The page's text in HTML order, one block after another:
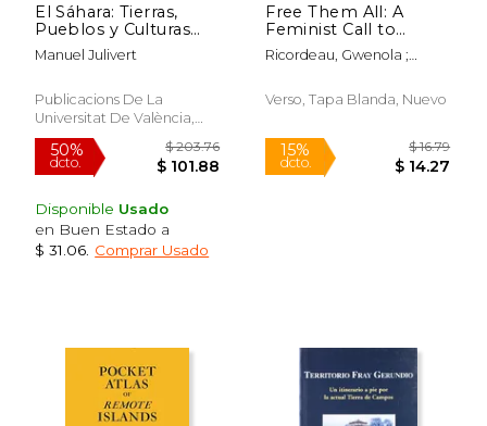
50%
dcto. $ 43.68
50%
dcto.
El Sáhara: Tierras,
Pueblos y Culturas
(Fora de Col·Lecció)
Manuel Julivert
Publicacions De La
Universitat De València,
2003, 1 Edición, Tapa Dura,
Nuevo
Disponible Usado
en Buen Estado a
$ 31.06 Comprar Usado
Free Them All: A
Feminist Call to
Abolish the Prison
System (en Inglés)
Ricordeau, Gwenola ;
Emma
Verso, Tapa Blanda, Nuevo